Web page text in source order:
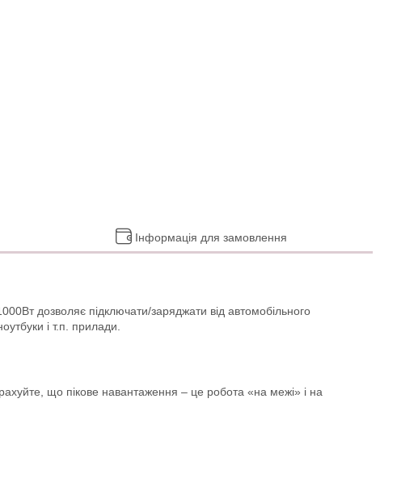
Інформація для замовлення
дозволяє підключати/заряджати від автомобільного
і т.п. прилади.
що пікове навантаження – це робота «на межі» і на